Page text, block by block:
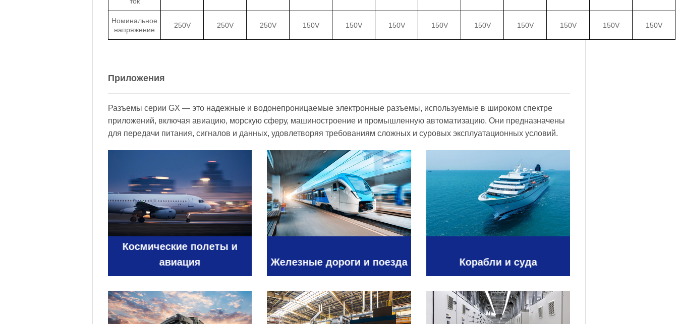
Номинальное
напряжение
250V 250V 250V 150V 150V 150V 150V 150V 150V 150V 150V 150V
Приложения
Разъемы серии GX — это надежные и водонепроницаемые электронные разъемы, используемые в широком спектре
приложений, включая авиацию, морскую сферу, машиностроение и промышленную автоматизацию. Они предназначены
для передачи питания, сигналов и данных, удовлетворяя требованиям сложных и суровых эксплуатационных условий.
Космические полеты и
авиация
Железные дороги и поезда Корабли и суда